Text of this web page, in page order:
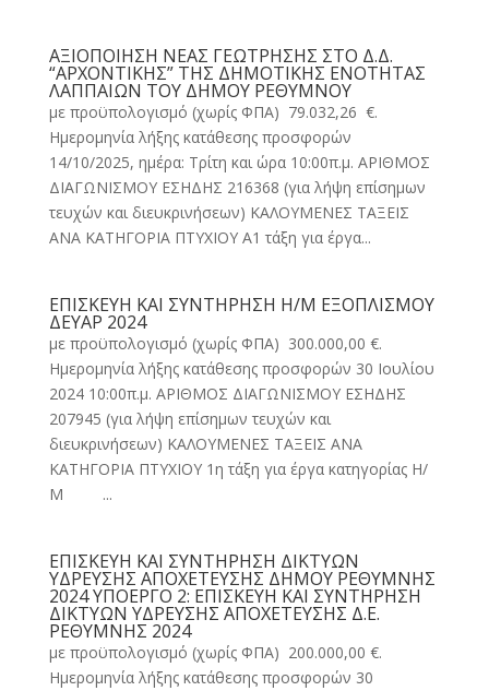
ΑΞΙΟΠΟΙΗΣΗ ΝΕΑΣ ΓΕΩΤΡΗΣΗΣ ΣΤΟ Δ.Δ.
“ΑΡΧΟΝΤΙΚΗΣ” ΤΗΣ ΔΗΜΟΤΙΚΗΣ ΕΝΟΤΗΤΑΣ
ΛΑΠΠΑΙΩΝ ΤΟΥ ΔΗΜΟΥ ΡΕΘΥΜΝΟΥ
με προϋπολογισμό (χωρίς ΦΠΑ) 79.032,26 €.
Ημερομηνία λήξης κατάθεσης προσφορών
14/10/2025, ημέρα: Τρίτη και ώρα 10:00π.μ. ΑΡΙΘΜΟΣ
ΔΙΑΓΩΝΙΣΜΟΥ ΕΣΗΔΗΣ 216368 (για λήψη επίσημων
τευχών και διευκρινήσεων) ΚΑΛΟΥΜΕΝΕΣ ΤΑΞΕΙΣ
ΑΝΑ ΚΑΤΗΓΟΡΙΑ ΠΤΥΧΙΟΥ Α1 τάξη για έργα...
ΕΠΙΣΚΕΥΗ ΚΑΙ ΣΥΝΤΗΡΗΣΗ Η/Μ ΕΞΟΠΛΙΣΜΟΥ
ΔΕΥΑΡ 2024
με προϋπολογισμό (χωρίς ΦΠΑ) 300.000,00 €.
Ημερομηνία λήξης κατάθεσης προσφορών 30 Ιουλίου
2024 10:00π.μ. ΑΡΙΘΜΟΣ ΔΙΑΓΩΝΙΣΜΟΥ ΕΣΗΔΗΣ
207945 (για λήψη επίσημων τευχών και
διευκρινήσεων) ΚΑΛΟΥΜΕΝΕΣ ΤΑΞΕΙΣ ΑΝΑ
ΚΑΤΗΓΟΡΙΑ ΠΤΥΧΙΟΥ 1η τάξη για έργα κατηγορίας Η/
Μ ...
ΕΠΙΣΚΕΥΗ ΚΑΙ ΣΥΝΤΗΡΗΣΗ ΔΙΚΤΥΩΝ
ΥΔΡΕΥΣΗΣ ΑΠΟΧΕΤΕΥΣΗΣ ΔΗΜΟΥ ΡΕΘΥΜΝΗΣ
2024 ΥΠΟΕΡΓΟ 2: ΕΠΙΣΚΕΥΗ ΚΑΙ ΣΥΝΤΗΡΗΣΗ
ΔΙΚΤΥΩΝ ΥΔΡΕΥΣΗΣ ΑΠΟΧΕΤΕΥΣΗΣ Δ.Ε.
ΡΕΘΥΜΝΗΣ 2024
με προϋπολογισμό (χωρίς ΦΠΑ) 200.000,00 €.
Ημερομηνία λήξης κατάθεσης προσφορών 30